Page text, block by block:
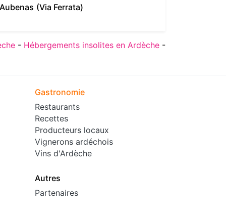
Aubenas (Via Ferrata)
- Hébergements insolites en Ardèche -
Gastronomie
Restaurants
Recettes
Producteurs locaux
Vignerons ardéchois
Vins d'Ardèche
Autres
Partenaires